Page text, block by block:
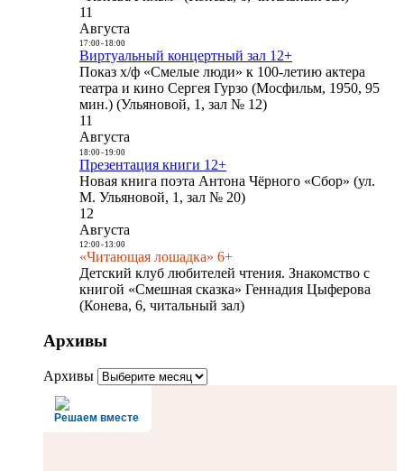
11
Августа
17:00- 18:00
Виртуальный концертный зал 12+
Показ х/ф «Смелые люди» к 100-летию актера
театра и кино Сергея Гурзо (Мосфильм, 1950, 95
мин.) (Ульяновой, 1, зал № 12)
11
Августа
18:00- 19:00
Презентация книги 12+
Новая книга поэта Антона Чёрного «Сбор» (ул.
М. Ульяновой, 1, зал № 20)
12
Августа
12:00- 13:00
«Читающая лошадка» 6+
Детский клуб любителей чтения. Знакомство с
книгой «Смешная сказка» Геннадия Цыферова
(Конева, 6, читальный зал)
Архивы
Архивы
Решаем вместе